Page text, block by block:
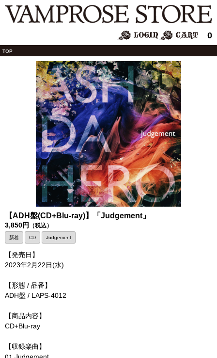
0
TOP
【ADH盤(CD+Blu-ray)】「Judgement」
3,850円 （税込）
新着 CD Judgement
【発売日】
2023年2月22日(水)
【形態 / 品番】
ADH盤 / LAPS-4012
【商品内容】
CD+Blu-ray
【収録楽曲】